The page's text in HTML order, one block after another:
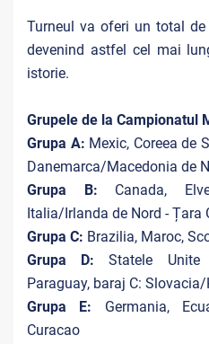
Turneul va oferi un total
devenind astfel cel mai
istorie.
Grupele de la Campionatul
Grupa A: Mexic, Coreea de
Danemarca/Macedonia de
Grupa B: Canada,
Italia/Irlanda de Nord - Țara
Grupa C: Brazilia, Maroc,
Grupa D:Statele
Paraguay, baraj C:
Grupa E: Germania,
Curacao